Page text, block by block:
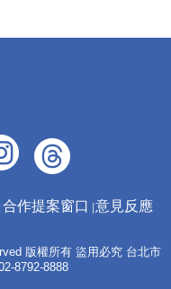
合作提案窗口 意見反應
版權所有 盜用必究 台北市
8792-8888